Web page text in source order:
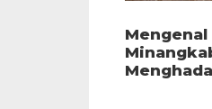
Mengenal